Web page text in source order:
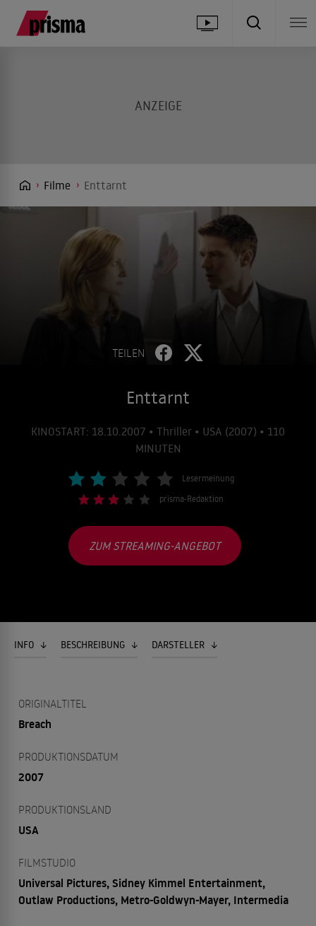
Filme Enttarnt
TEILEN
Enttarnt
KINOSTART: 18.10.2007 • Thriller • USA (2007) • 110
MINUTEN
Lesermeinung
prisma-Redaktion
ZUM STREAMING-ANGEBOT
INFO BESCHREIBUNG DARSTELLER
ORIGINALTITEL
Breach
PRODUKTIONSDATUM
2007
PRODUKTIONSLAND
USA
FILMSTUDIO
Universal Pictures, Sidney Kimmel Entertainment,
Outlaw Productions, Metro-Goldwyn-Mayer, Intermedia